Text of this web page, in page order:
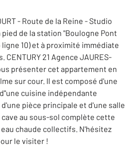
- Route de la Reine - Studio
de la station "Boulogne Pont
10) et à proximité immédiate
21 Agence JAURES-
présenter cet appartement en
sur cour. Il est composé d'une
cuisine indépendante
pièce principale et d'une salle
cave au sous-sol complète cette
chaude collectifs. N'hésitez
le visiter !